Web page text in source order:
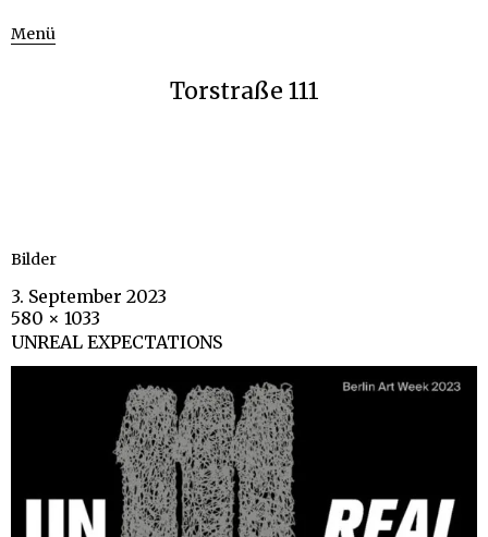
Menü
Torstraße 111
Bilder
3. September 2023
580 × 1033
UNREAL EXPECTATIONS